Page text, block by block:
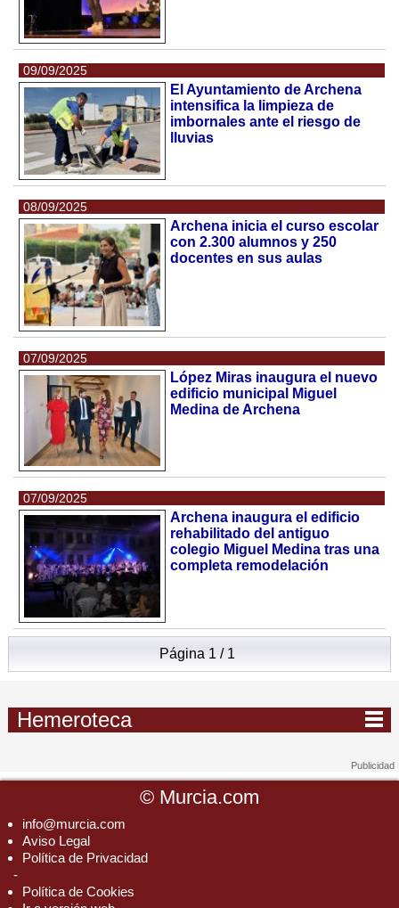
09/09/2025
El Ayuntamiento de Archena
intensifica la limpieza de
imbornales ante el riesgo de
lluvias
08/09/2025
Archena inicia el curso escolar
con 2.300 alumnos y 250
docentes en sus aulas
07/09/2025
López Miras inaugura el nuevo
edificio municipal Miguel
Medina de Archena
07/09/2025
Archena inaugura el edificio
rehabilitado del antiguo
colegio Miguel Medina tras una
completa remodelación
Página 1 / 1
Hemeroteca
© Murcia.com
info@murcia.com
Aviso Legal
Política de Privacidad
-
Política de Cookies